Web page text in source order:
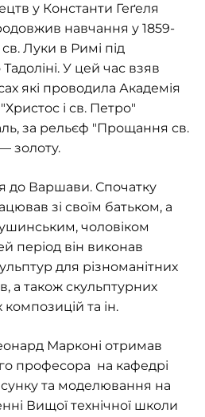
у Константи Геґеля
навчання у 1859-
св. Луки в Римі під
У цей час взяв
які проводила Академія
і св. Петро"
за рельєф "Прощання св.
золоту.
до Варшави. Спочатку
зі своїм батьком, а
чоловіком
період він виконав
для різноманітних
а також скульптурних
композицій та ін.
Марконі отримав
професора на кафедрі
та моделювання на
Вищої технічної школи